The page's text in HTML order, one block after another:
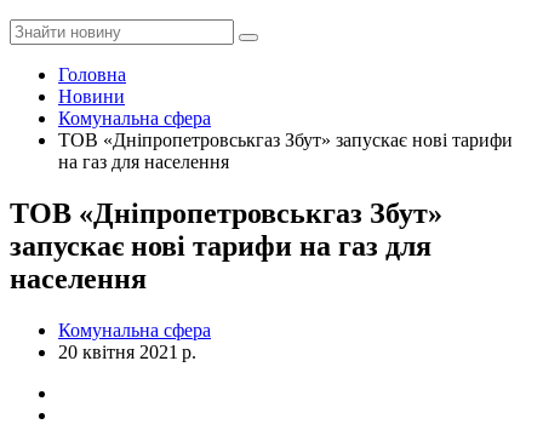
Головна
Новини
Комунальна сфера
ТОВ «Дніпропетровськгаз Збут» запускає нові тарифи
на газ для населення
ТОВ «Дніпропетровськгаз Збут»
запускає нові тарифи на газ для
населення
Комунальна сфера
20 квітня 2021 р.